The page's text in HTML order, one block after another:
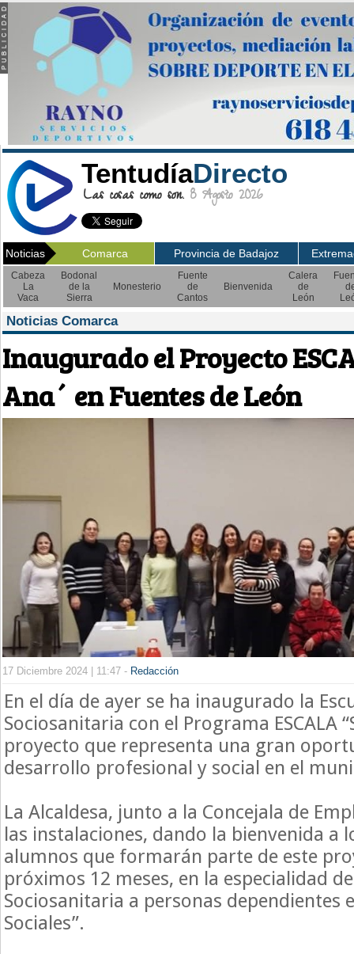
TentudíaDirecto
Las cosas como son. 8 Agosto 2026
Noticias Comarca Provincia de Badajoz
Cabeza
La
Vaca
Bodonal
de la
Sierra
Monesterio
Fuente
de
Cantos
Bienvenida
Calera
de
León
Noticias Comarca
Inaugurado el Proyecto
Ana´ en Fuentes de León
17 Diciembre 2024 | 11:47 - Redacción
En el día de ayer se ha inaugurado la
Sociosanitaria con el Programa ESCALA
proyecto que representa una gran
desarrollo profesional y social en el
La Alcaldesa, junto a la Concejala de
las instalaciones, dando la bienvenida a
alumnos que formarán parte de este
próximos 12 meses, en la especialidad
Sociosanitaria a personas dependientes
Sociales”.